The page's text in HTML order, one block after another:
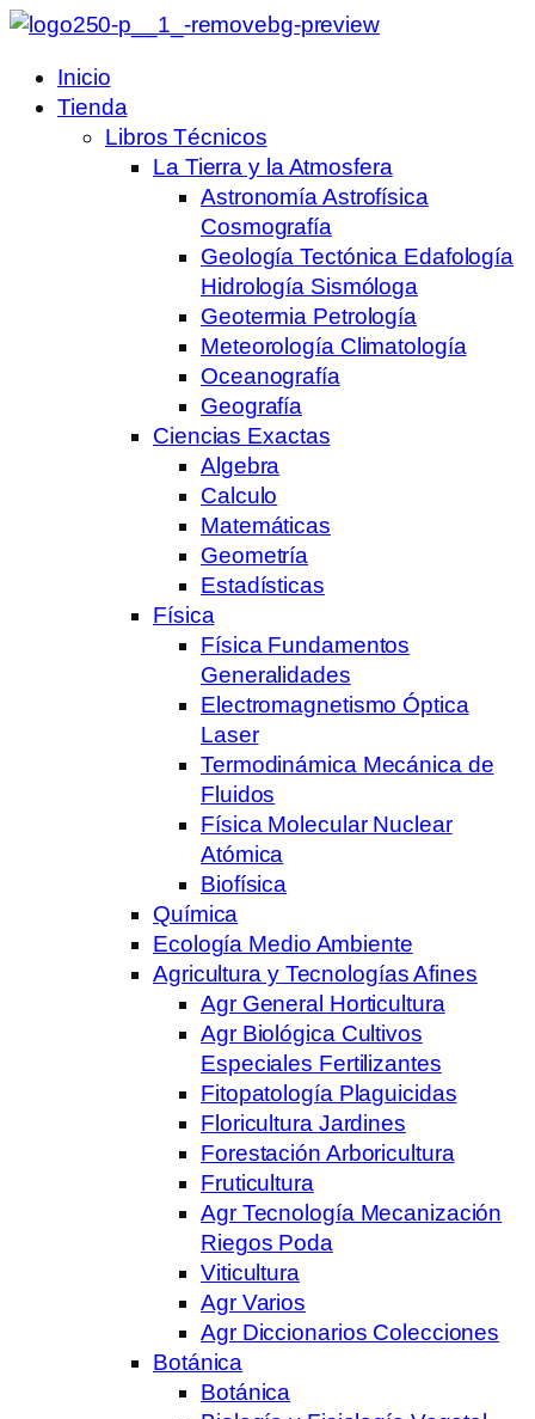
Inicio
Tienda
Libros Técnicos
La Tierra y la Atmosfera
Astronomía Astrofísica
Cosmografía
Geología Tectónica Edafología
Hidrología Sismóloga
Geotermia Petrología
Meteorología Climatología
Oceanografía
Geografía
Ciencias Exactas
Algebra
Calculo
Matemáticas
Geometría
Estadísticas
Física
Física Fundamentos
Generalidades
Electromagnetismo Óptica
Laser
Termodinámica Mecánica de
Fluidos
Física Molecular Nuclear
Atómica
Biofísica
Química
Ecología Medio Ambiente
Agricultura y Tecnologías Afines
Agr General Horticultura
Agr Biológica Cultivos
Especiales Fertilizantes
Fitopatología Plaguicidas
Floricultura Jardines
Forestación Arboricultura
Fruticultura
Agr Tecnología Mecanización
Riegos Poda
Viticultura
Agr Varios
Agr Diccionarios Colecciones
Botánica
Botánica